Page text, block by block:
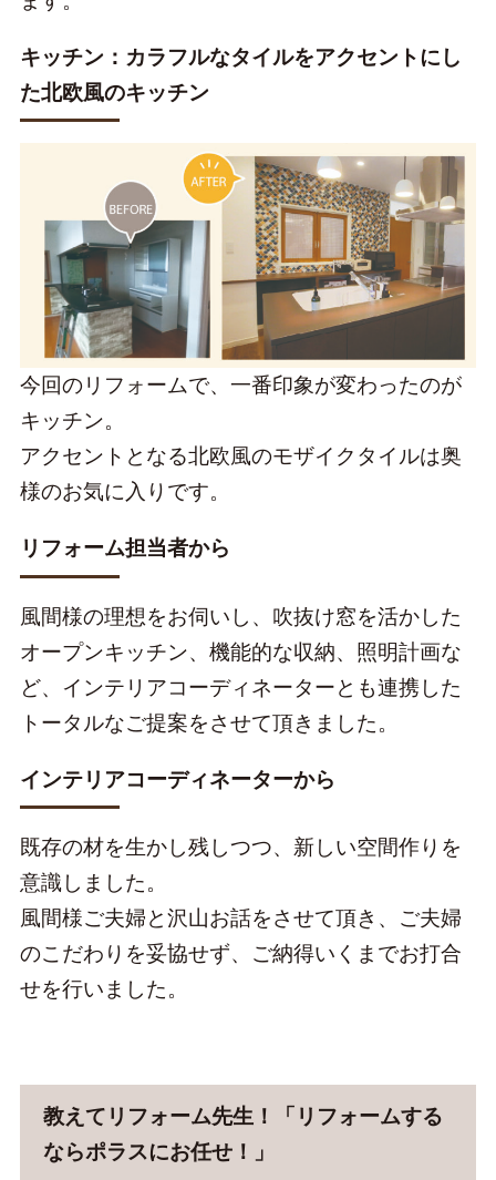
キッチン：カラフルなタイルをアクセントにし
た北欧風のキッチン
今回のリフォームで、一番印象が変わったのが
キッチン。
アクセントとなる北欧風のモザイクタイルは奥
様のお気に入りです。
リフォーム担当者から
風間様の理想をお伺いし、吹抜け窓を活かした
オープンキッチン、機能的な収納、照明計画な
ど、インテリアコーディネーターとも連携した
トータルなご提案をさせて頂きました。
インテリアコーディネーターから
既存の材を生かし残しつつ、新しい空間作りを
意識しました。
風間様ご夫婦と沢山お話をさせて頂き、ご夫婦
のこだわりを妥協せず、ご納得いくまでお打合
せを行いました。
教えてリフォーム先生！「リフォームする
ならポラスにお任せ！」